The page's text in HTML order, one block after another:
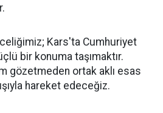
Kars'ta Cumhuriyet
bir konuma taşımaktır.
gözetmeden ortak aklı esas
hareket edeceğiz.